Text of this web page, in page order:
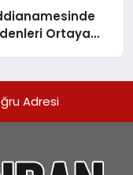
Ortaya
Adresi